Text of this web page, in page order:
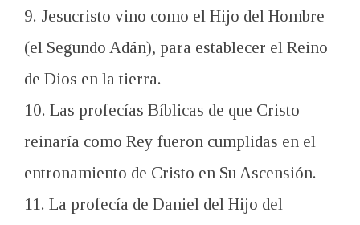
9. Jesucristo vino como el Hijo del Hombre
(el Segundo Adán), para establecer el Reino
de Dios en la tierra.
10. Las profecías Bíblicas de que Cristo
reinaría como Rey fueron cumplidas en el
entronamiento de Cristo en Su Ascensión.
11. La profecía de Daniel del Hijo del